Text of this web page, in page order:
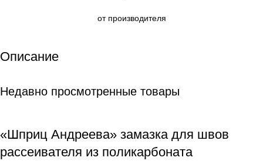
от производителя
Описание
Недавно просмотренные товары
«Шприц Андреева» замазка для швов
рассеивателя из поликарбоната